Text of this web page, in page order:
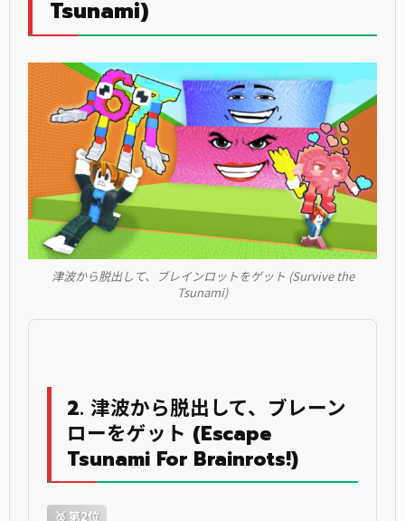
Tsunami)
津波から脱出して、ブレインロットをゲット (Survive the
Tsunami)
2. 津波から脱出して、ブレーン
ローをゲット (Escape
Tsunami For Brainrots!)
🥈 第2位